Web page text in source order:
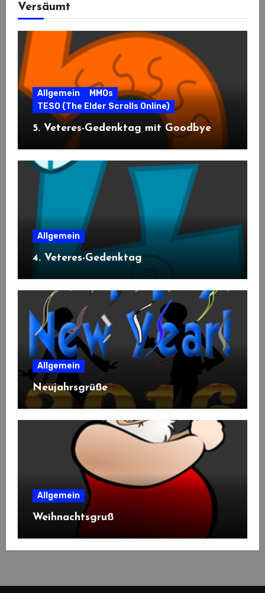
Versäumt
Allgemein
MMOs
TESO (The Elder Scrolls Online)
5. Veteres-Gedenktag mit Goodbye
Allgemein
4. Veteres-Gedenktag
Allgemein
Neujahrsgrüße
Allgemein
Weihnachtsgruß